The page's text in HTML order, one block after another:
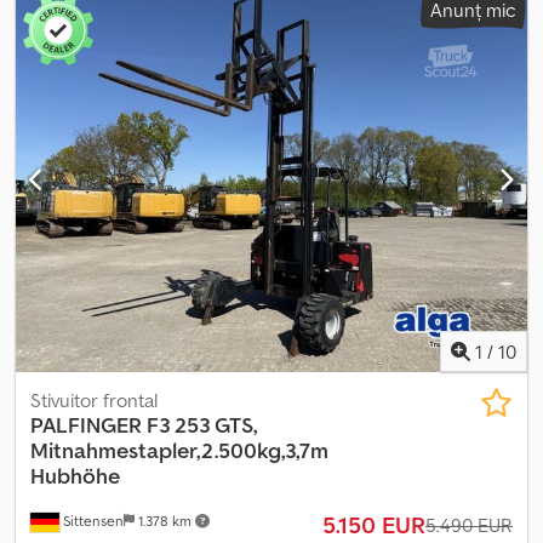
Anunț mic
1 / 10
Sittensen 1.378 km
Stivuitor frontal
PALFINGER F3 253 GTS,
Mitnahmestapler,2.500kg,3,7m
Hubhöhe
5.150 EUR5.490 EUR